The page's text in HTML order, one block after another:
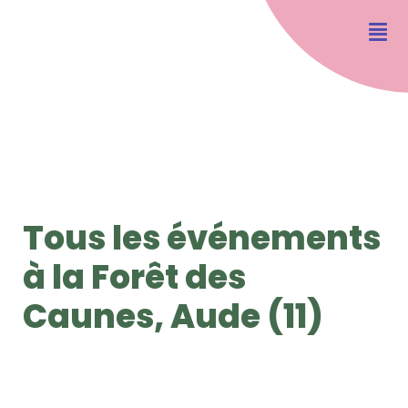
Tous les événements
à la Forêt des
Caunes, Aude (11)